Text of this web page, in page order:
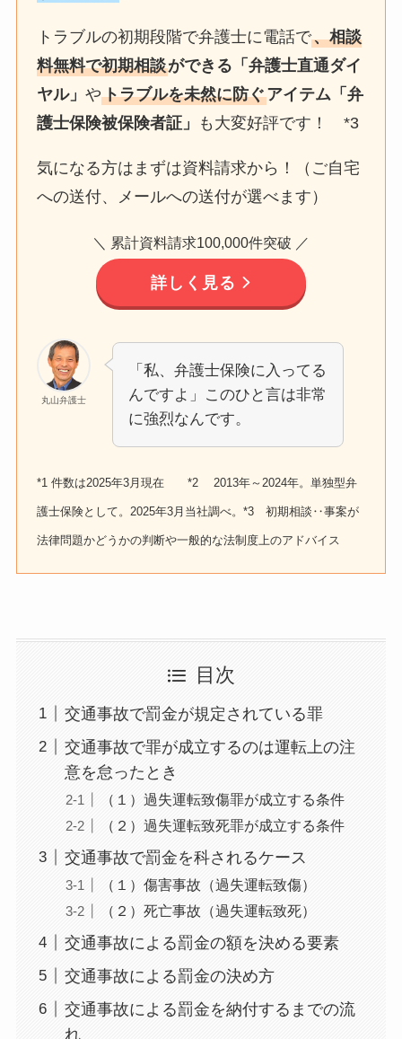
トラブルの初期段階で弁護士に電話で、相談
料無料で初期相談ができる「弁護士直通ダイ
ヤル」やトラブルを未然に防ぐアイテム「弁
護士保険被保険者証」
も大変好評です！ *3
気になる方はまずは資料請求から！（ご自宅
への送付、メールへの送付が選べます）
＼ 累計資料請求100,000件突破 ／
詳しく見る
丸山弁護士
「私、弁護士保険に入ってる
んですよ」このひと言は非常
に強烈なんです。
*1 件数は2025年3月現在 *2 2013年～2024年。単独型弁
護士保険として。2025年3月当社調べ。*3 初期相談‥事案が
法律問題かどうかの判断や一般的な法制度上のアドバイス
目次
交通事故で罰金が規定されている罪
交通事故で罪が成立するのは運転上の注
意を怠ったとき
（１）過失運転致傷罪が成立する条件
（２）過失運転致死罪が成立する条件
交通事故で罰金を科されるケース
（１）傷害事故（過失運転致傷）
（２）死亡事故（過失運転致死）
交通事故による罰金の額を決める要素
交通事故による罰金の決め方
交通事故による罰金を納付するまでの流
れ